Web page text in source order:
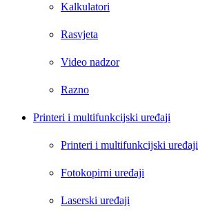
Kalkulatori
Rasvjeta
Video nadzor
Razno
Printeri i multifunkcijski uređaji
Printeri i multifunkcijski uređaji
Fotokopirni uređaji
Laserski uređaji